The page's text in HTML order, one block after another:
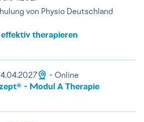
von Physio Deutschland
therapieren
- Online
- Modul A Therapie